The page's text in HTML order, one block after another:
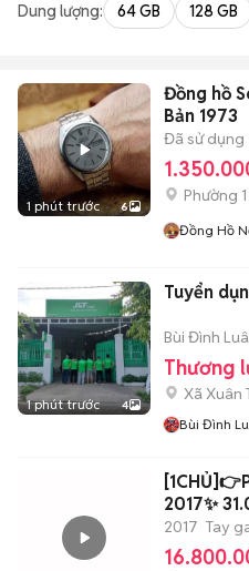
Dung lượng: 64 GB 128 GB
1 phút trước 6
Đồng hồ
Bản 1973
Đã sử dụng
Phường 1
Đồng Hồ
1 phút trước 4
Tuyển
Bùi Đình
Thương
Xã Xuân
Bùi Đình
2017✨
2017 Tay